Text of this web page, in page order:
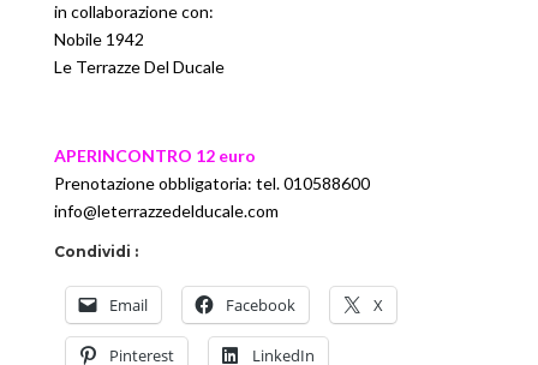
in collaborazione con:
Nobile 1942
Le Terrazze Del Ducale
APERINCONTRO 12 euro
Prenotazione obbligatoria: tel. 010588600
info@leterrazzedelducale.com
Condividi :
Email Facebook X
Pinterest LinkedIn